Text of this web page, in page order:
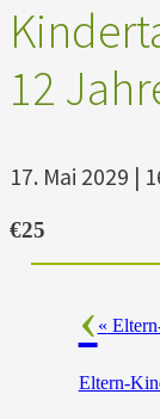
12
17. Mai 2029 |
€25
«
Eltern-